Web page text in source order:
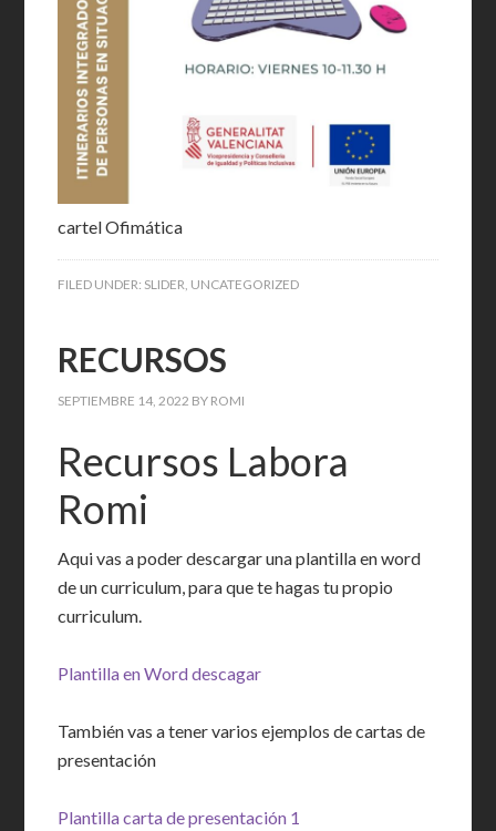
cartel Ofimática
FILED UNDER: SLIDER UNCATEGORIZED
RECURSOS
SEPTIEMBRE 14, 2022 BY ROMI
Recursos Labora
Romi
Aqui vas a poder descargar una plantilla en word
de un curriculum, para que te hagas tu propio
curriculum.
Plantilla en Word descagar
También vas a tener varios ejemplos de cartas de
presentación
Plantilla carta de presentación 1